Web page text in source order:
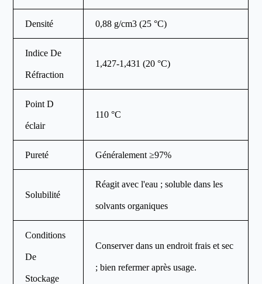
Densité 0,88 g/cm3 (25 °C)
Indice De
Réfraction
1,427-1,431 (20 °C)
Point D
éclair
110 °C
Pureté Généralement ≥97%
Solubilité
Réagit avec l'eau ; soluble dans les
solvants organiques
Conditions
De
Stockage
Conserver dans un endroit frais et sec
; bien refermer après usage.